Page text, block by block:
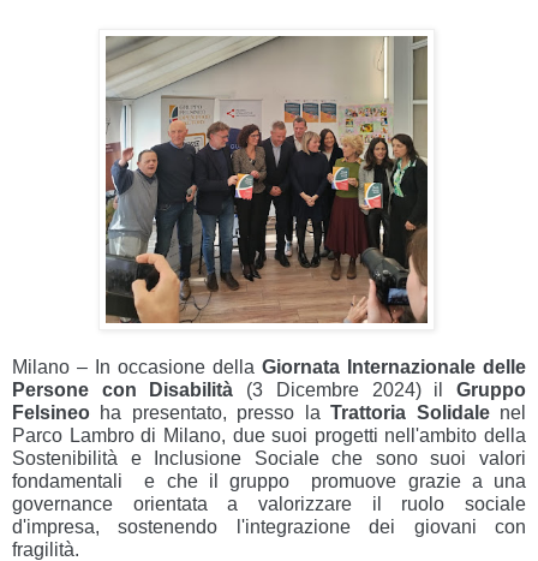
Milano – In occasione della Giornata Internazionale delle
Persone con Disabilità (3 Dicembre 2024) ilGruppo
Felsineo ha presentato, presso laTrattoria Solidalenel
Parco Lambro di Milano, due suoi progetti nell'ambito della
Sostenibilità e Inclusione Sociale che sono suoi valori
fondamentali e che il gruppo promuove grazie a una
governance orientata a valorizzare il ruolo sociale
d'impresa, sostenendo l'integrazione dei giovani con
fragilità.